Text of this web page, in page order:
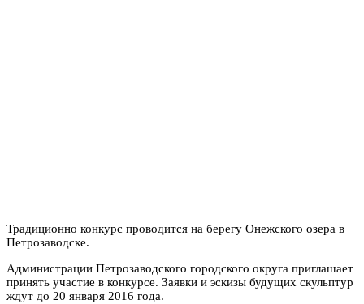
Традиционно конкурс проводится на берегу Онежского озера в
Петрозаводске.
Администрации Петрозаводского городского округа приглашает
принять участие в конкурсе. Заявки и эскизы будущих скульптур
ждут до 20 января 2016 года.